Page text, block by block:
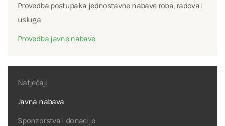
Provedba postupaka jednostavne nabave roba, radova i
usluga
Provedba javne nabave
Natječaji
Javna nabava
Sponzorstva i donacije